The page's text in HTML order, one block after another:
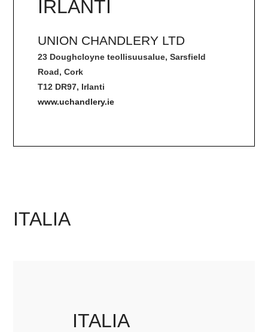
IRLANTI
UNION CHANDLERY LTD
23 Doughcloyne teollisuusalue, Sarsfield
Road, Cork
T12 DR97, Irlanti
www.uchandlery.ie
ITALIA
ITALIA